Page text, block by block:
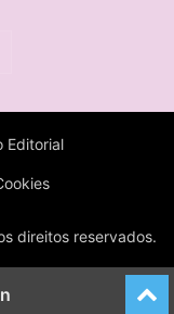
Editorial
direitos reservados.